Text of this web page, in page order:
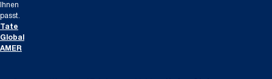
Ihnen
passt.
Tate
Global
AMER